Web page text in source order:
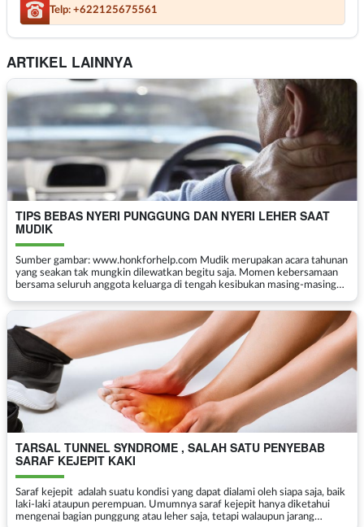
Telp: +622125675561
ARTIKEL LAINNYA
TIPS BEBAS NYERI PUNGGUNG DAN NYERI LEHER SAAT
MUDIK
Sumber gambar: www.honkforhelp.com Mudik merupakan acara tahunan
yang seakan tak mungkin dilewatkan begitu saja. Momen kebersamaan
bersama seluruh anggota keluarga di tengah kesibukan masing-masing
TARSAL TUNNEL SYNDROME , SALAH SATU PENYEBAB
SARAF KEJEPIT KAKI
Saraf kejepit adalah suatu kondisi yang dapat dialami oleh siapa saja, baik
laki-laki ataupun perempuan. Umumnya saraf kejepit hanya diketahui
mengenai bagian punggung atau leher saja, tetapi walaupun jarang